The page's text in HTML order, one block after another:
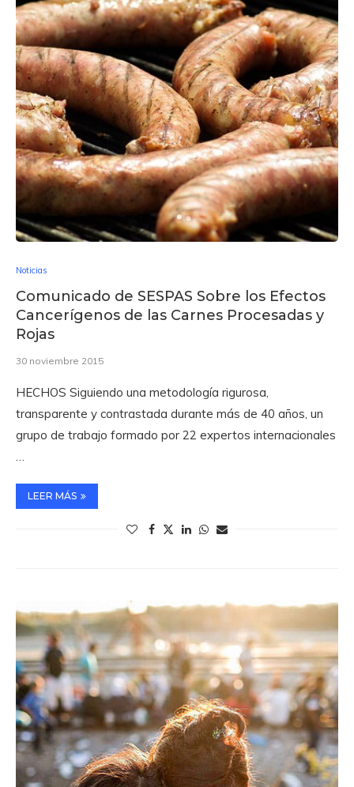
Noticias
Comunicado de SESPAS Sobre los Efectos
Cancerígenos de las Carnes Procesadas y
Rojas
30 noviembre 2015
HECHOS Siguiendo una metodología rigurosa,
transparente y contrastada durante más de 40 años, un
grupo de trabajo formado por 22 expertos internacionales
…
LEER MÁS